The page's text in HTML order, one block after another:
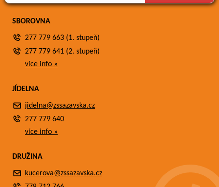
SBOROVNA
277 779 663 (1. stupeň)
277 779 641 (2. stupeň)
více info »
JÍDELNA
jidelna@zssazavska.cz
277 779 640
více info »
DRUŽINA
kucerova@zssazavska.cz